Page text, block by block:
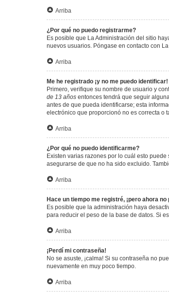
Arriba
¿Por qué no puedo registrarme?
Es posible que La Administración del sitio
nuevos usuarios. Póngase en contacto con
Arriba
Me he registrado ¡y no me puedo identificar!
Primero, verifique su nombre de usuario y
de 13 años entonces tendrá que seguir
antes de que pueda identificarse; esta
electrónico que proporcionó no es correcta o
Arriba
¿Por qué no puedo identificarme?
Existen varias razones por lo cuál esto
asegurarse de que no ha sido excluido.
Arriba
Hace un tiempo me registré, ¡pero ahora
Es posible que la administración haya
para reducir el peso de la base de datos. Si
Arriba
¡Perdí mi contraseña!
No se asuste, ¡calma! Si su contraseña no
nuevamente en muy poco tiempo.
Arriba